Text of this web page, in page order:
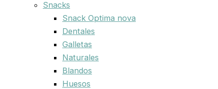
Snacks
Snack Optima nova
Dentales
Galletas
Naturales
Blandos
Huesos